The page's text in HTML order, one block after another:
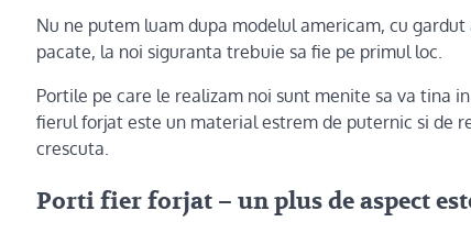
Nu ne putem luam dupa modelul americam, cu
pacate, la noi siguranta trebuie sa fie pe primul loc.
Portile pe care le realizam noi sunt menite sa va tina
fierul forjat este un material estrem de puternic si de
crescuta.
Porti fier forjat – un plus de aspect